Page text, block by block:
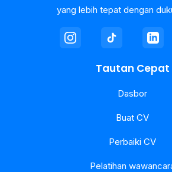
yang lebih tepat dengan
Tautan Cepat
Dasbor
Buat CV
Perbaiki CV
Pelatihan